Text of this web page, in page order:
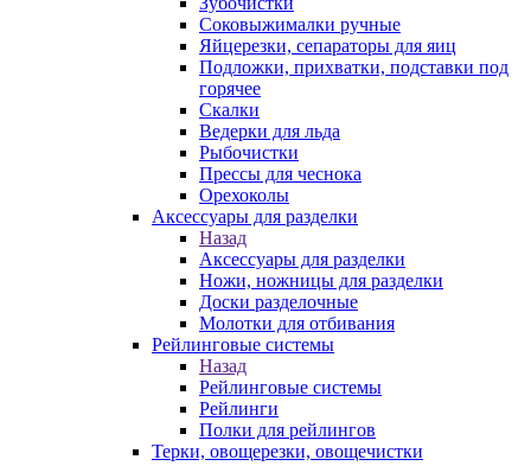
Соковыжималки ручные
Яйцерезки, сепараторы для яиц
Подложки, прихватки, подставки под
горячее
Скалки
Ведерки для льда
Рыбочистки
Прессы для чеснока
Орехоколы
Аксессуары для разделки
Назад
Аксессуары для разделки
Ножи, ножницы для разделки
Доски разделочные
Молотки для отбивания
Рейлинговые системы
Назад
Рейлинговые системы
Рейлинги
Полки для рейлингов
Терки, овощерезки, овощечистки